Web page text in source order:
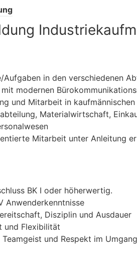
Aufgaben in den verschiedenen
modernen
und Mitarbeit in
Materialwirtschaft,
Mitarbeit unter Anleitung
BK I oder höherwertig.
Anwenderkenntnisse
Disziplin und Ausdauer
und Flexibilität
Teamgeist und Respekt im